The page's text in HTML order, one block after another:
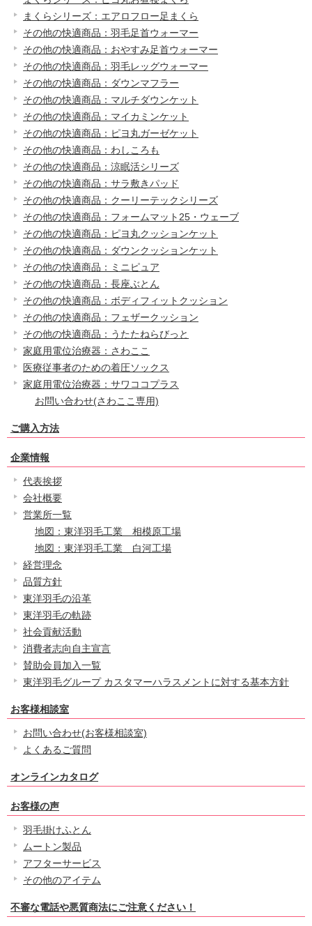
まくらシリーズ：エアロフロー足まくら
その他の快適商品：羽毛足首ウォーマー
その他の快適商品：おやすみ足首ウォーマー
その他の快適商品：羽毛レッグウォーマー
その他の快適商品：ダウンマフラー
その他の快適商品：マルチダウンケット
その他の快適商品：マイカミンケット
その他の快適商品：ピヨ丸ガーゼケット
その他の快適商品：わしころも
その他の快適商品：涼眠活シリーズ
その他の快適商品：サラ敷きパッド
その他の快適商品：クーリーテックシリーズ
その他の快適商品：フォームマット25・ウェーブ
その他の快適商品：ピヨ丸クッションケット
その他の快適商品：ダウンクッションケット
その他の快適商品：ミニピュア
その他の快適商品：長座ぶとん
その他の快適商品：ボディフィットクッション
その他の快適商品：フェザークッション
その他の快適商品：うたたねらびっと
家庭用電位治療器：さわここ
医療従事者のための着圧ソックス
家庭用電位治療器：サワココプラス
お問い合わせ(さわここ専用)
ご購入方法
企業情報
代表挨拶
会社概要
営業所一覧
地図：東洋羽毛工業 相模原工場
地図：東洋羽毛工業 白河工場
経営理念
品質方針
東洋羽毛の沿革
東洋羽毛の軌跡
社会貢献活動
消費者志向自主宣言
賛助会員加入一覧
東洋羽毛グループ カスタマーハラスメントに対する基本方針
お客様相談室
お問い合わせ(お客様相談室)
よくあるご質問
オンラインカタログ
お客様の声
羽毛掛けふとん
ムートン製品
アフターサービス
その他のアイテム
不審な電話や悪質商法にご注意ください！